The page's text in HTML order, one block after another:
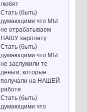
любят
Стать (быть)
думающими что МЫ
не отрабатываем
НАШУ зарплату
Стать (быть)
думающими что МЫ
не заслужили те
деньги, которые
получали на НАШЕЙ
работе
Стать (быть)
думающими что